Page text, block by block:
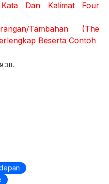
Dan Kalimat Four
Tambahan (The
Beserta Contoh